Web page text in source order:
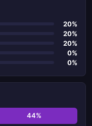
20%
20%
20%
0%
0%
44%